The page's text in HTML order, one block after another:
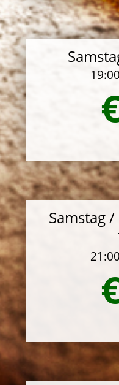
Samstag